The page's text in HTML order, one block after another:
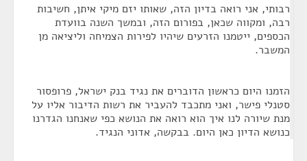
רבותי, אני רואה בדיון הזה, שאותו יזם מיקי איתן, חשיבות
רבה, ומקווה שכאן, בפורום הזה, ובמשך השנה בוועדת
הכספים, ייטמנו הזרעים שיהיו לפירות הצמיחה וליציאה מן
המשבר.
הזמנו היום כראשון הדוברים את נגיד בנק ישראל, פרופסור
סטנלי פישר, ואני מתכבד להעביר את רשות הדיבור אליו על
מנת שיורה לנו איך הוא רואה את הנושא כפי שאנחנו הגדרנו
כנושא הדיון כאן היום. בבקשה, אדוני הנגיד.